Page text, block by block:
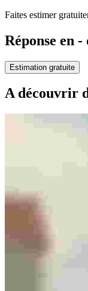
Faites estimer
Réponse en -
Estimation gratuite
A découvrir